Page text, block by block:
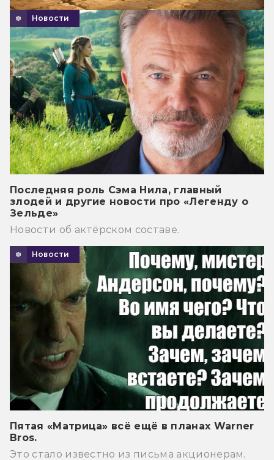
Новости
Последняя роль Сэма Нила, главный
злодей и другие новости про «Легенду о
Зельде»
Новости об актёрском составе.
Новости
Пятая «Матрица» всё ещё в планах Warner
Bros.
Это стало известно из письма акционерам.